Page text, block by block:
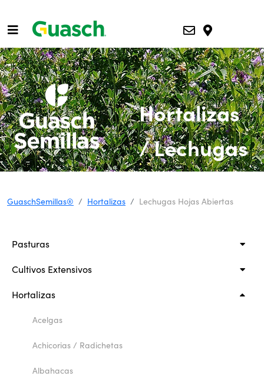
Hortalizas
/ Lechugas
Hojas
Abiertas
GuaschSemillas® Hortalizas Lechugas Hojas Abiertas
Pasturas
Cultivos Extensivos
Hortalizas
Acelgas
Achicorias / Radichetas
Albahacas